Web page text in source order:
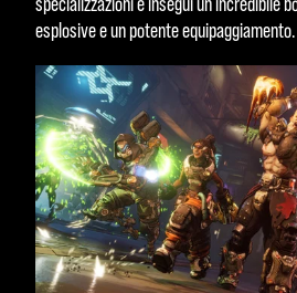
esplosive e un potente equipaggiamento.